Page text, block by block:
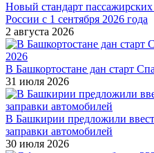
Новый стандарт пассажирских
России с 1 сентября 2026 года
2 августа 2026
В Башкортостане дан старт
31 июля 2026
В Башкирии предложили
заправки автомобилей
30 июля 2026